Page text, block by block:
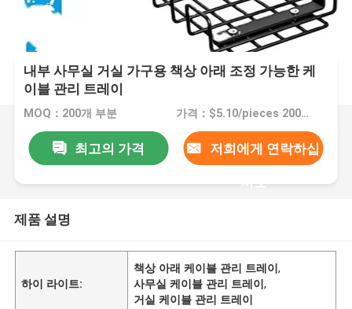
내부 사무실 거실 가구용 책상 아래 조정 가능한 케
이블 관리 트레이
MOQ：200개 부분 가격：$5.10/pieces 200-499 pieces
최고의 가격 저희에게 연락하십
시오
제품 설명
하이 라이트:
책상 아래 케이블 관리 트레이,
사무실 케이블 관리 트레이,
거실 케이블 관리 트레이